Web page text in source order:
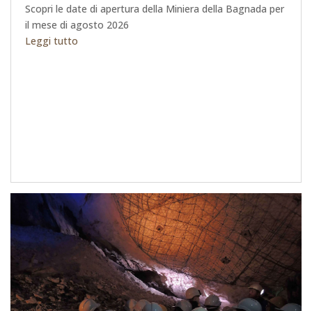
Scopri le date di apertura della Miniera della Bagnada per
il mese di agosto 2026
Leggi tutto